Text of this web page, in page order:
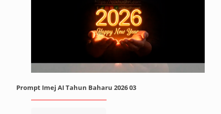
Prompt Imej AI Tahun Baharu 2026 03